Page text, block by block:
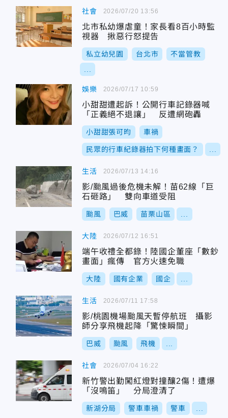
社會
北市私幼爆虐童！家長看8百小時監
視器 揪惡行怒提告
私立幼兒園 台北市 不當管教
2026/07/20 13:56
娛樂
小甜甜遭起訴！公開行車記錄器喊
「正義絕不退讓」 反遭網砲轟
小甜甜張可昀 車禍
民眾的行車紀錄器拍下何種畫面？
2026/07/17 10:59
生活
影/颱風過後危機未解！苗62線「巨
石砸路」 雙向車道受阻
颱風 巴威 苗栗山區
2026/07/13 14:16
大陸
端午收禮全都錄！陸國企董座「數鈔
畫面」瘋傳 官方火速免職
大陸 國有企業 國企
2026/07/12 16:51
生活
影/桃園機場颱風天暫停航班 攝影
師分享飛機起降「驚悚瞬間」
巴威 颱風 飛機
2026/07/11 17:58
社會
新竹警出勤闖紅燈對撞釀2傷！遭爆
「沒鳴笛」 分局澄清了
新湖分局 警車車禍 警車
2026/07/04 16:22